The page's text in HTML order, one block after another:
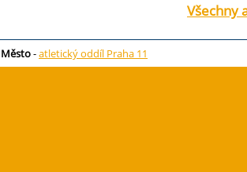
Všechny
-atletický oddíl Praha 11